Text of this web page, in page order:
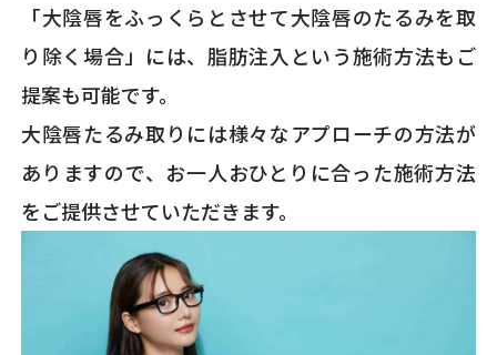
「大陰唇をふっくらとさせて大陰唇のたるみを取
り除く場合」には、脂肪注入という施術方法もご
提案も可能です。
大陰唇たるみ取りには様々なアプローチの方法が
ありますので、お一人おひとりに合った施術方法
をご提供させていただきます。